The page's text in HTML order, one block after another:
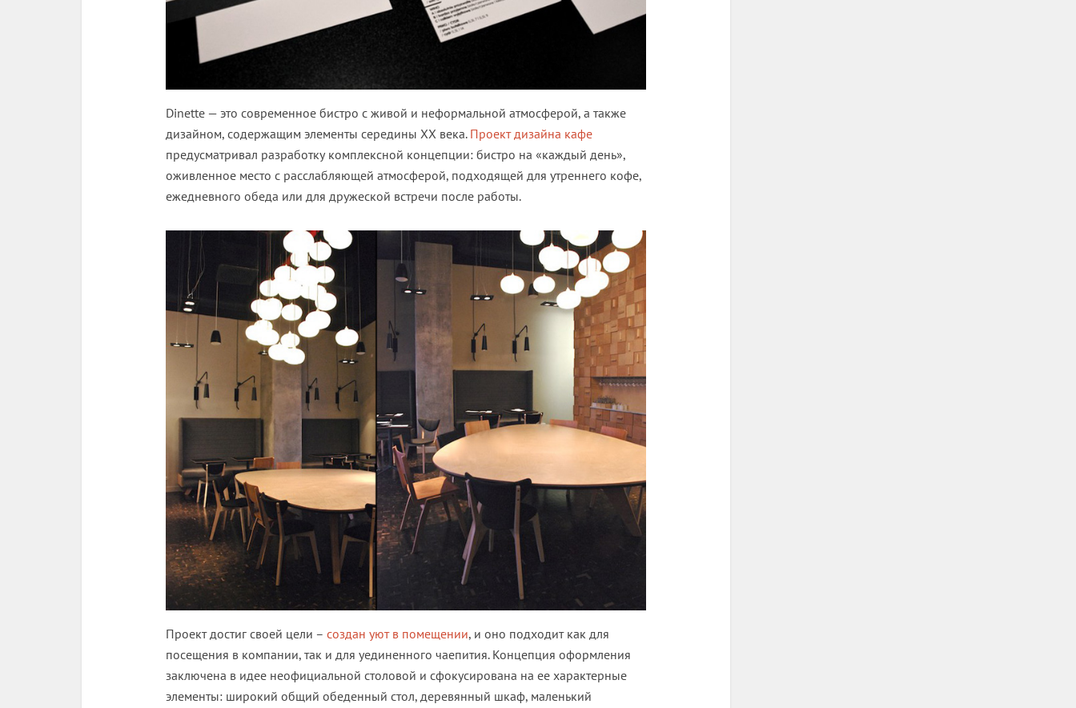
Dinette — это современное бистро с живой и неформальной атмосферой, а также
дизайном, содержащим элементы середины XX века. Проект дизайна кафе
предусматривал разработку комплексной концепции: бистро на «каждый день»,
оживленное место с расслабляющей атмосферой, подходящей для утреннего кофе,
ежедневного обеда или для дружеской встречи после работы.
Проект достиг своей цели – создан уют в помещении, и оно подходит как для
посещения в компании, так и для уединенного чаепития. Концепция оформления
заключена в идее неофициальной столовой и сфокусирована на ее характерные
элементы: широкий общий обеденный стол, деревянный шкаф, маленький